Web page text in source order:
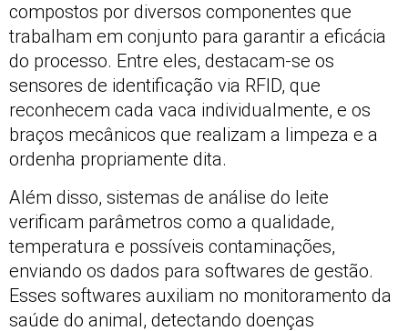
compostos por diversos componentes que
trabalham em conjunto para garantir a eficácia
do processo. Entre eles, destacam-se os
sensores de identificação via RFID, que
reconhecem cada vaca individualmente, e os
braços mecânicos que realizam a limpeza e a
ordenha propriamente dita.
Além disso, sistemas de análise do leite
verificam parâmetros como a qualidade,
temperatura e possíveis contaminações,
enviando os dados para softwares de gestão.
Esses softwares auxiliam no monitoramento da
saúde do animal, detectando doenças